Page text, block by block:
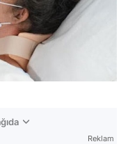
Reklam